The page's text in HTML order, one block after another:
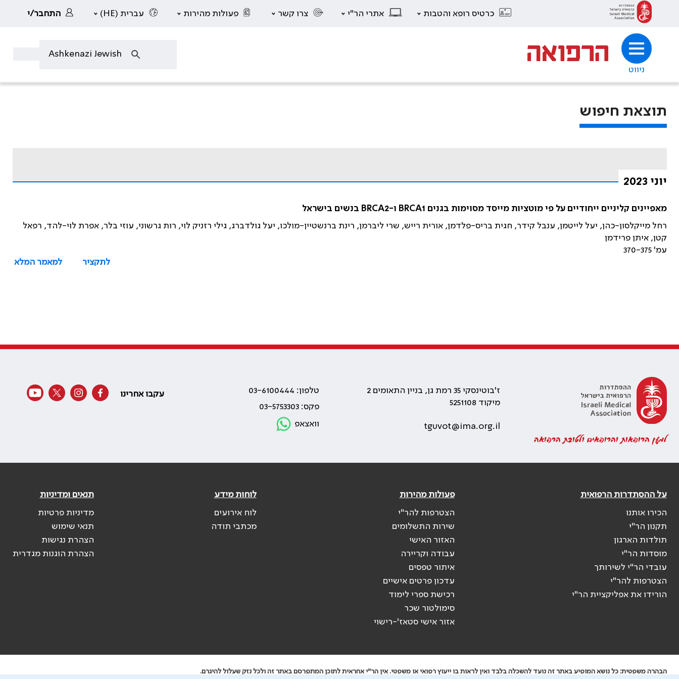
כרטיס רופא והטבות אתרי הר"י צרו קשר פעולות מהירות עברית (HE) התחבר/י
ניווט
תוצאת חיפוש
יוני 2023
מאפיינים קליניים ייחודיים על פי מוטציות מייסד מסוימות בגנים BRCA1 ו-BRCA2 בנשים בישראל
רחל מייקלסון-כהן, יעל לייטמן, ענבל קידר, חגית בריס-פלדמן, אורית רייש, שרי ליברמן, רינת ברנשטיין-מולכו, יעל גולדברג, גילי רזניק לוי, רות גרשוני, עוזי בלר, אפרת לוי-להד, רפאל
קטן, איתן פרידמן
עמ' 370-375
לתקציר
למאמר המלא
למען הרופאות והרופאים ולטובת הרפואה
ז'בוטינסקי 35 רמת גן, בניין התאומים 2
מיקוד 5251108
tguvot@ima.org.il
טלפון: 03-6100444
פקס: 03-5753303
וואצאפ
עקבו אחרינו
על ההסתדרות הרפואית
הכירו אותנו
תקנון הר"י
תולדות הארגון
מוסדות הר"י
עובדי הר"י לשירותך
הצטרפות להר"י
הורידו את אפליקציית הר"י
פעולות מהירות
הצטרפות להר"י
שירות התשלומים
האזור האישי
עבודה וקריירה
איתור טפסים
עדכון פרטים אישיים
רכישת ספרי לימוד
סימולטור שכר
אזור אישי סטאז'-רישוי
לוחות מידע
לוח אירועים
מכתבי תודה
תנאים ומדיניות
מדיניות פרטיות
תנאי שימוש
הצהרת נגישות
הצהרת הוגנות מגדרית
הבהרה משפטית: כל נושא המופיע באתר זה נועד להשכלה בלבד ואין לראות בו ייעוץ רפואי או משפטי. אין הר"י אחראית לתוכן המתפרסם באתר זה ולכל נזק שעלול להיגרם.